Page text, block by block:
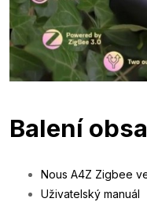
Balení
Nous A4Z Zigbee
Uživatelský manuál